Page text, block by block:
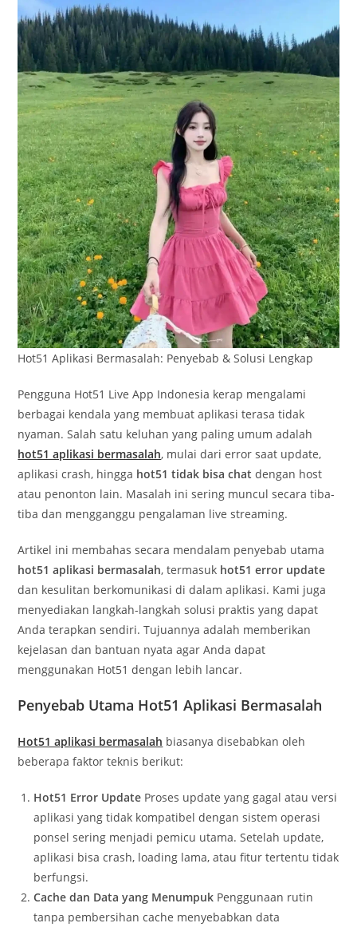
Hot51 Aplikasi Bermasalah: Penyebab & Solusi Lengkap
Pengguna Hot51 Live App Indonesia kerap mengalami
berbagai kendala yang membuat aplikasi terasa tidak
nyaman. Salah satu keluhan yang paling umum adalah
hot51 aplikasi bermasalah, mulai dari error saat update,
aplikasi crash, hingga hot51 tidak bisa chat dengan host
atau penonton lain. Masalah ini sering muncul secara tiba-
tiba dan mengganggu pengalaman live streaming.
Artikel ini membahas secara mendalam penyebab utama
hot51 aplikasi bermasalah, termasuk hot51 error update
dan kesulitan berkomunikasi di dalam aplikasi. Kami juga
menyediakan langkah-langkah solusi praktis yang dapat
Anda terapkan sendiri. Tujuannya adalah memberikan
kejelasan dan bantuan nyata agar Anda dapat
menggunakan Hot51 dengan lebih lancar.
Penyebab Utama Hot51 Aplikasi Bermasalah
Hot51 aplikasi bermasalah biasanya disebabkan oleh
beberapa faktor teknis berikut:
Hot51 Error Update Proses update yang gagal atau versi
aplikasi yang tidak kompatibel dengan sistem operasi
ponsel sering menjadi pemicu utama. Setelah update,
aplikasi bisa crash, loading lama, atau fitur tertentu tidak
berfungsi.
Cache dan Data yang Menumpuk Penggunaan rutin
tanpa pembersihan cache menyebabkan data